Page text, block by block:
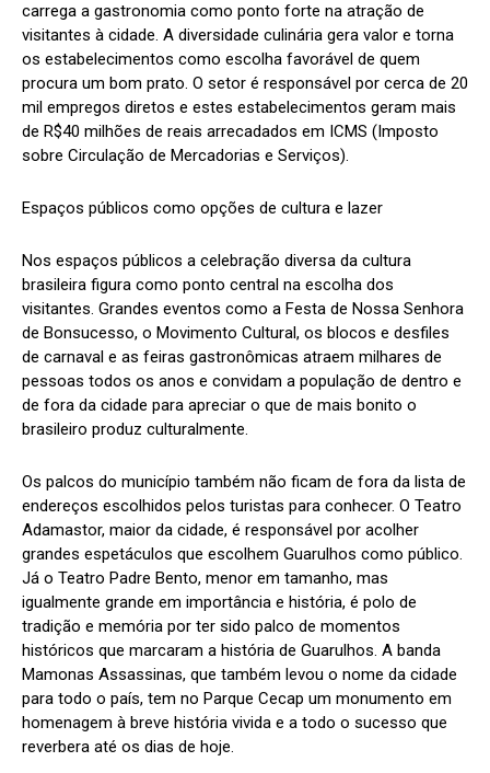
carrega a gastronomia como ponto forte na atração de
visitantes à cidade. A diversidade culinária gera valor e torna
os estabelecimentos como escolha favorável de quem
procura um bom prato. O setor é responsável por cerca de 20
mil empregos diretos e estes estabelecimentos geram mais
de R$40 milhões de reais arrecadados em ICMS (Imposto
sobre Circulação de Mercadorias e Serviços).
Espaços públicos como opções de cultura e lazer
Nos espaços públicos a celebração diversa da cultura
brasileira figura como ponto central na escolha dos
visitantes. Grandes eventos como a Festa de Nossa Senhora
de Bonsucesso, o Movimento Cultural, os blocos e desfiles
de carnaval e as feiras gastronômicas atraem milhares de
pessoas todos os anos e convidam a população de dentro e
de fora da cidade para apreciar o que de mais bonito o
brasileiro produz culturalmente.
Os palcos do município também não ficam de fora da lista de
endereços escolhidos pelos turistas para conhecer. O Teatro
Adamastor, maior da cidade, é responsável por acolher
grandes espetáculos que escolhem Guarulhos como público.
Já o Teatro Padre Bento, menor em tamanho, mas
igualmente grande em importância e história, é polo de
tradição e memória por ter sido palco de momentos
históricos que marcaram a história de Guarulhos. A banda
Mamonas Assassinas, que também levou o nome da cidade
para todo o país, tem no Parque Cecap um monumento em
homenagem à breve história vivida e a todo o sucesso que
reverbera até os dias de hoje.